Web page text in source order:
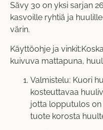
Sävy 30 on yksi sarjan
kasvoille ryhtiä ja
värin.
Käyttöohje ja
kuivuva mattapuna,
Valmistelu: Kuori
kosteuttavaa
jotta lopputulos on
tuote korosta